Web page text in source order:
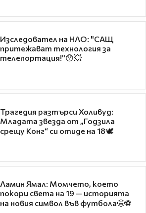
Изследовател на НЛО: "САЩ
притежават технология за
телепортация!"😯💥
Трагедия разтърси Холивуд:
Младата звезда от „Годзила
срещу Конг“ си отиде на 18🕊️
Ламин Ямал: Момчето, което
покори света на 19 — историята
на новия символ във футбола🤩⚽